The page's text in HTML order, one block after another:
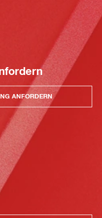
ANFORDERN